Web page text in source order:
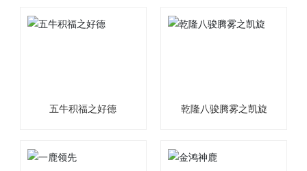
五牛积福之好德 乾隆八骏腾雾之凯旋